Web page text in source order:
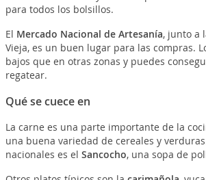
para todos los bolsillos.
El Mercado Nacional de Artesanía, junto a
Vieja, es un buen lugar para las compras.
bajos que en otras zonas y puedes
regatear.
Qué se cuece en
La carne es una parte importante de la
una buena variedad de cereales y
nacionales es el Sancocho, una sopa de